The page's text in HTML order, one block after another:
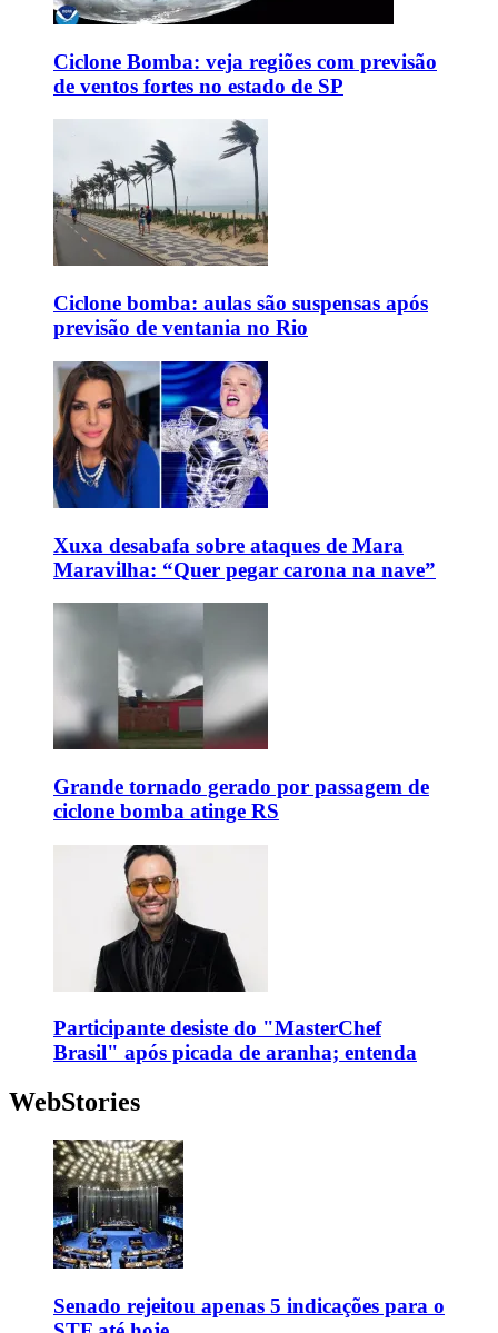
Ciclone Bomba: veja regiões com previsão
de ventos fortes no estado de SP
Ciclone bomba: aulas são suspensas após
previsão de ventania no Rio
Xuxa desabafa sobre ataques de Mara
Maravilha: “Quer pegar carona na nave”
Grande tornado gerado por passagem de
ciclone bomba atinge RS
Participante desiste do "MasterChef
Brasil" após picada de aranha; entenda
WebStories
Senado rejeitou apenas 5 indicações para o